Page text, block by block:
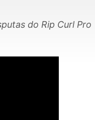
do Rip Curl Pro